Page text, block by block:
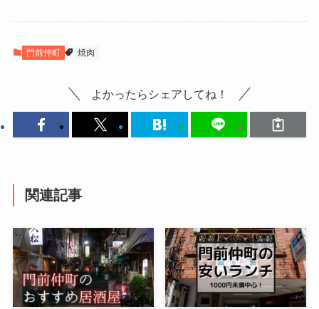
門前仲町 焼肉
よかったらシェアしてね！
関連記事